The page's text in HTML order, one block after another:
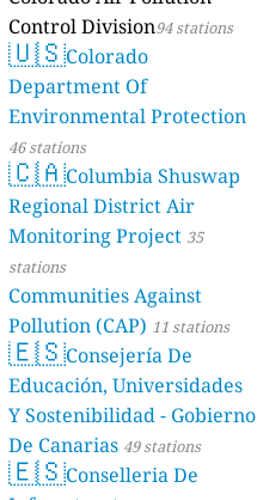
Control Division94 stations
🇺🇸Colorado
Department Of
Environmental Protection
46 stations
🇨🇦Columbia Shuswap
Regional District Air
Monitoring Project 35
stations
Communities Against
Pollution (CAP) 11 stations
🇪🇸Consejería De
Educación, Universidades
Y Sostenibilidad - Gobierno
De Canarias 49 stations
🇪🇸Conselleria De